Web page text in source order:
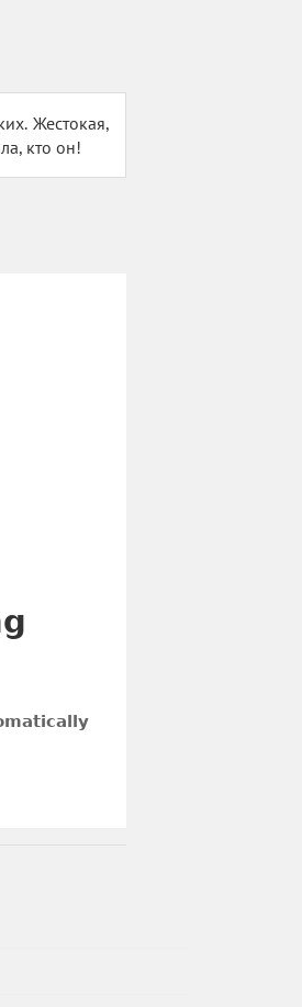
Жестокая,
кто он!